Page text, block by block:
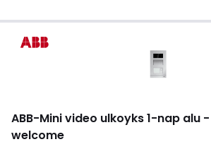
ABB-Mini video ulkoyks 1-nap alu -
welcome